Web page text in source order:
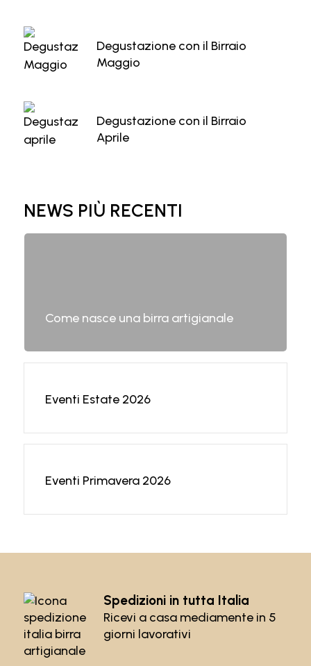
Degustazione con il Birraio
Maggio
Degustazione con il Birraio
Aprile
NEWS PIÙ RECENTI
Come nasce una birra artigianale
Eventi Estate 2026
Eventi Primavera 2026
Spedizioni in tutta Italia
Ricevi a casa mediamente in 5
giorni lavorativi